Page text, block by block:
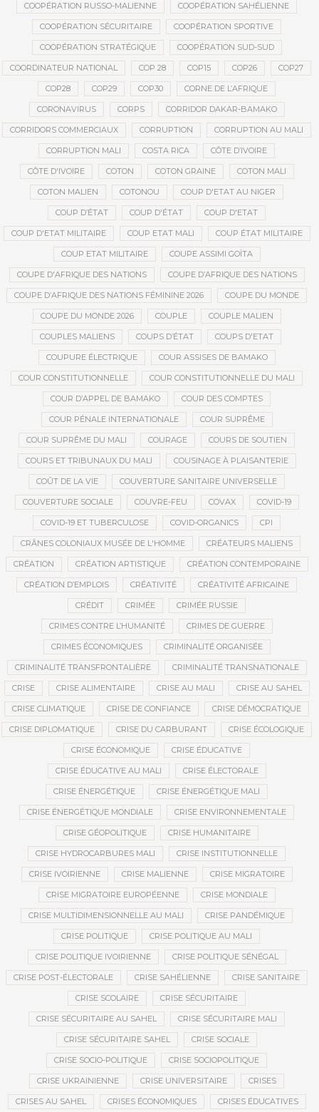
COOPÉRATION RUSSO-MALIENNE COOPÉRATION SAHÉLIENNE
COOPÉRATION SÉCURITAIRE COOPÉRATION SPORTIVE
COOPÉRATION STRATÉGIQUE COOPÉRATION SUD-SUD
COORDINATEUR NATIONAL COP 28 COP15 COP26 COP27
COP28 COP29 COP30 CORNE DE L’AFRIQUE
CORONAVIRUS CORPS CORRIDOR DAKAR-BAMAKO
CORRIDORS COMMERCIAUX CORRUPTION CORRUPTION AU MALI
CORRUPTION MALI COSTA RICA CÔTE D’IVOIRE
CÔTE D'IVOIRE COTON COTON GRAINE COTON MALI
COTON MALIEN COTONOU COUP D'ETAT AU NIGER
COUP D’ÉTAT COUP D'ÉTAT COUP D'ETAT
COUP D'ETAT MILITAIRE COUP ETAT MALI COUP ÉTAT MILITAIRE
COUP ETAT MILITAIRE COUPE ASSIMI GOÏTA
COUPE D'AFRIQUE DES NATIONS COUPE D’AFRIQUE DES NATIONS
COUPE D’AFRIQUE DES NATIONS FÉMININE 2026 COUPE DU MONDE
COUPE DU MONDE 2026 COUPLE COUPLE MALIEN
COUPLES MALIENS COUPS D’ÉTAT COUPS D'ETAT
COUPURE ÉLECTRIQUE COUR ASSISES DE BAMAKO
COUR CONSTITUTIONNELLE COUR CONSTITUTIONNELLE DU MALI
COUR D’APPEL DE BAMAKO COUR DES COMPTES
COUR PÉNALE INTERNATIONALE COUR SUPRÊME
COUR SUPRÊME DU MALI COURAGE COURS DE SOUTIEN
COURS ET TRIBUNAUX DU MALI COUSINAGE À PLAISANTERIE
COÛT DE LA VIE COUVERTURE SANITAIRE UNIVERSELLE
COUVERTURE SOCIALE COUVRE-FEU COVAX COVID-19
COVID-19 ET TUBERCULOSE COVID-ORGANICS CPI
CRÂNES COLONIAUX MUSÉE DE L'HOMME CRÉATEURS MALIENS
CRÉATION CRÉATION ARTISTIQUE CRÉATION CONTEMPORAINE
CRÉATION D’EMPLOIS CRÉATIVITÉ CRÉATIVITÉ AFRICAINE
CRÉDIT CRIMÉE CRIMÉE RUSSIE
CRIMES CONTRE L’HUMANITÉ CRIMES DE GUERRE
CRIMES ÉCONOMIQUES CRIMINALITÉ ORGANISÉE
CRIMINALITÉ TRANSFRONTALIÈRE CRIMINALITÉ TRANSNATIONALE
CRISE CRISE ALIMENTAIRE CRISE AU MALI CRISE AU SAHEL
CRISE CLIMATIQUE CRISE DE CONFIANCE CRISE DÉMOCRATIQUE
CRISE DIPLOMATIQUE CRISE DU CARBURANT CRISE ÉCOLOGIQUE
CRISE ÉCONOMIQUE CRISE ÉDUCATIVE
CRISE ÉDUCATIVE AU MALI CRISE ÉLECTORALE
CRISE ÉNERGÉTIQUE CRISE ÉNERGÉTIQUE MALI
CRISE ÉNERGÉTIQUE MONDIALE CRISE ENVIRONNEMENTALE
CRISE GÉOPOLITIQUE CRISE HUMANITAIRE
CRISE HYDROCARBURES MALI CRISE INSTITUTIONNELLE
CRISE IVOIRIENNE CRISE MALIENNE CRISE MIGRATOIRE
CRISE MIGRATOIRE EUROPÉENNE CRISE MONDIALE
CRISE MULTIDIMENSIONNELLE AU MALI CRISE PANDÉMIQUE
CRISE POLITIQUE CRISE POLITIQUE AU MALI
CRISE POLITIQUE IVOIRIENNE CRISE POLITIQUE SÉNÉGAL
CRISE POST-ÉLECTORALE CRISE SAHÉLIENNE CRISE SANITAIRE
CRISE SCOLAIRE CRISE SÉCURITAIRE
CRISE SÉCURITAIRE AU SAHEL CRISE SÉCURITAIRE MALI
CRISE SÉCURITAIRE SAHEL CRISE SOCIALE
CRISE SOCIO-POLITIQUE CRISE SOCIOPOLITIQUE
CRISE UKRAINIENNE CRISE UNIVERSITAIRE CRISES
CRISES AU SAHEL CRISES ÉCONOMIQUES CRISES ÉDUCATIVES